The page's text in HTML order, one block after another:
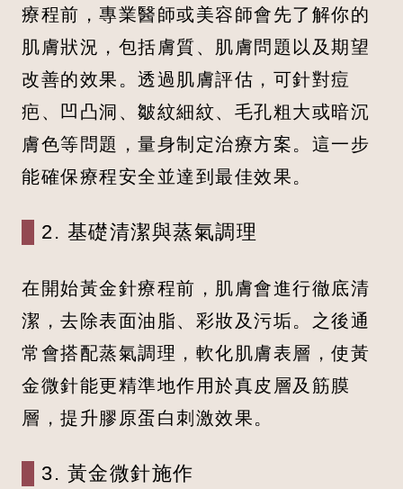
療程前，專業醫師或美容師會先了解你的
肌膚狀況，包括膚質、肌膚問題以及期望
改善的效果。透過肌膚評估，可針對痘
疤、凹凸洞、皺紋細紋、毛孔粗大或暗沉
膚色等問題，量身制定治療方案。這一步
能確保療程安全並達到最佳效果。
2. 基礎清潔與蒸氣調理
在開始黃金針療程前，肌膚會進行徹底清
潔，去除表面油脂、彩妝及污垢。之後通
常會搭配蒸氣調理，軟化肌膚表層，使黃
金微針能更精準地作用於真皮層及筋膜
層，提升膠原蛋白刺激效果。
3. 黃金微針施作